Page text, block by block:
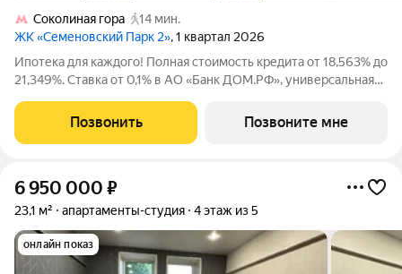
Соколиная гора
14 мин.
ЖК «Семеновский Парк 2», 1 квартал 2026
Ипотека для каждого! Полная стоимость кредита от 18,563% до
21,349%. Ставка от 0,1% в АО «Банк ДОМ.РФ», универсальная
месяцев ставка устанавливается при наличии документа о
компенсации Банку
Позвонить Позвоните мне
6 950 000 ₽
23,1 м² апартаменты-студия 4 этаж из 5
онлайн показ